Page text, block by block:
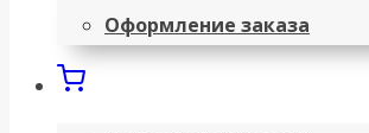
Оформление заказа